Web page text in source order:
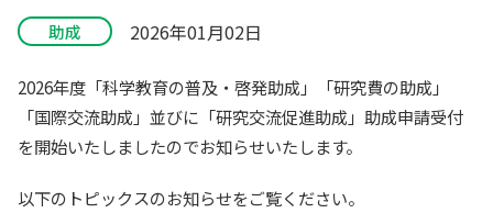
助成 2026年01月02日
2026年度「科学教育の普及・啓発助成」「研究費の助成」
「国際交流助成」並びに「研究交流促進助成」助成申請受付
を開始いたしましたのでお知らせいたします。
以下のトピックスのお知らせをご覧ください。